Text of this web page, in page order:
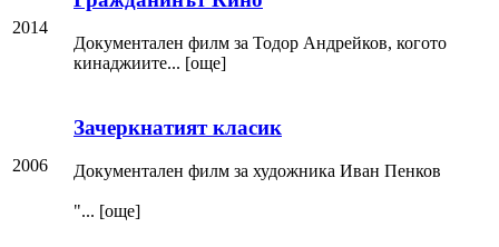
2014
Документален филм за Тодор Андрейков, когото
кинаджиите... [още]
2006
Зачеркнатият класик
Документален филм за художника Иван Пенков
"... [още]